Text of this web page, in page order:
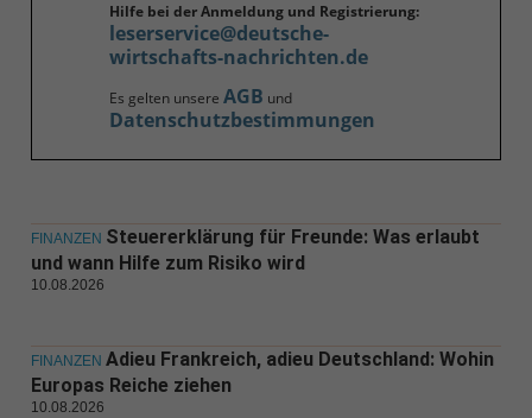
Hilfe bei der Anmeldung und Registrierung:
leserservice@deutsche-
wirtschafts-nachrichten.de
Es gelten unsere AGB und
Datenschutzbestimmungen
FINANZEN Steuererklärung für Freunde: Was erlaubt
und wann Hilfe zum Risiko wird
10.08.2026
FINANZEN Adieu Frankreich, adieu Deutschland: Wohin
Europas Reiche ziehen
10.08.2026